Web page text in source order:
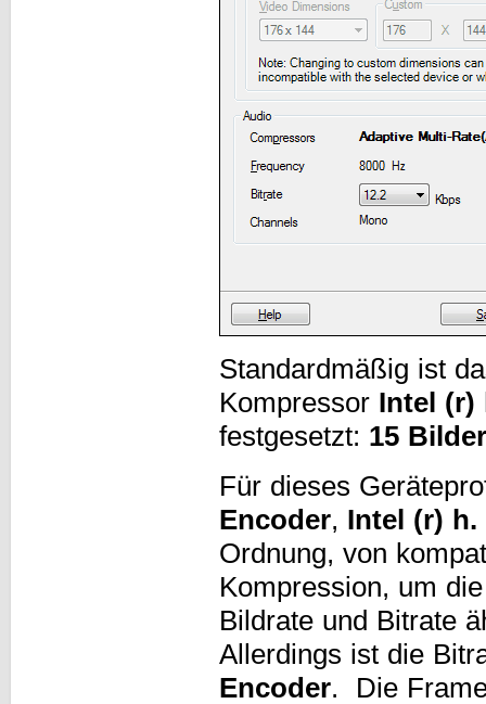
Standardmäßig ist
Kompressor Intel (r)
festgesetzt: 15
Für dieses
Encoder, Intel (r)
Ordnung, von
Kompression, um
Bildrate und Bitrate
Allerdings ist die
Encoder. Die